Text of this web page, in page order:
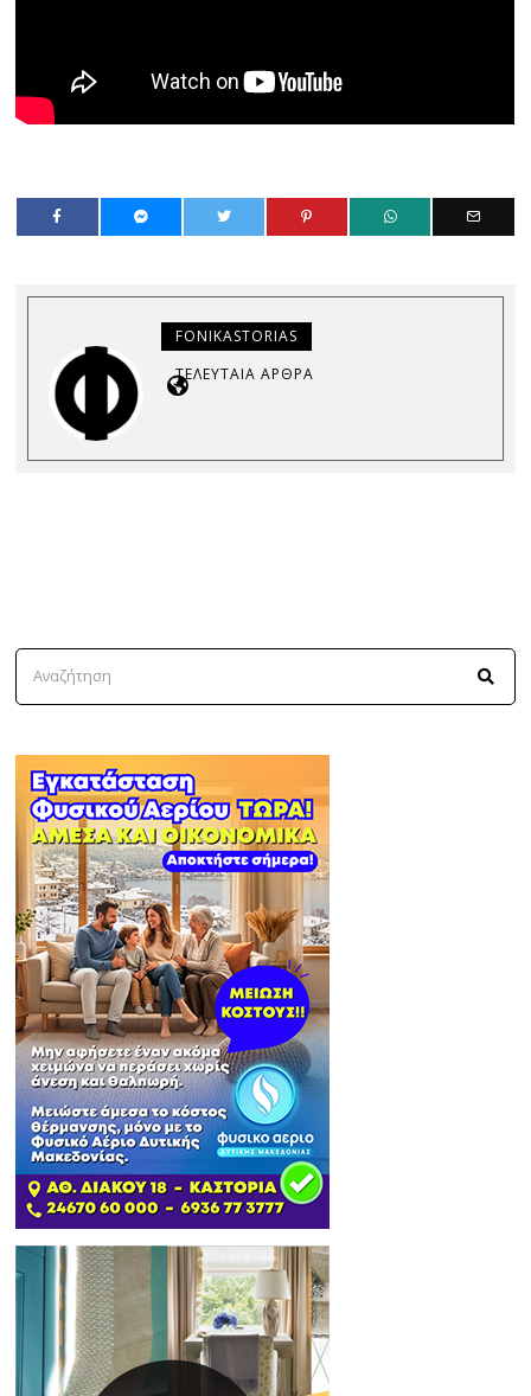
FONIKASTORIAS
ΤΕΛΕΥΤΑΊΑ ΆΡΘΡΑ